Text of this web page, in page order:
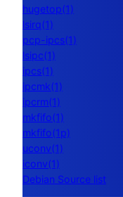
hugetop(1)
lsirq(1)
pcp-ipcs(1)
lsipc(1)
ipcs(1)
ipcmk(1)
ipcrm(1)
mkfifo(1)
mkfifo(1p)
uconv(1)
iconv(1)
Debian Source list